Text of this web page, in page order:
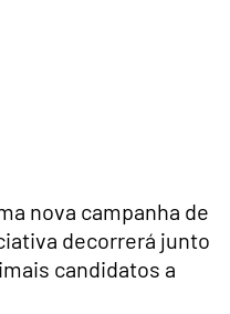
nova campanha de
decorrerá junto
candidatos a